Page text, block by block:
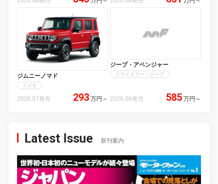
ジムニーノマド
スズキ
2026.07発売 293 万円 ～
ジープ・アベンジャー
クライスラー・ジープ
2026.06発売 585 万円 ～
Latest Issue 新刊案内